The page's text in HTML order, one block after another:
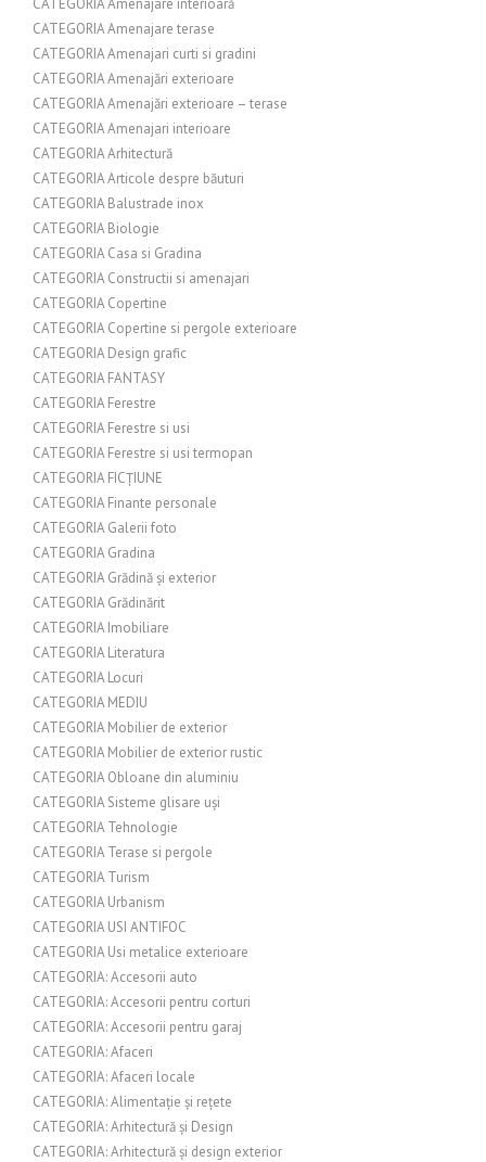
CATEGORIA Amenajare interioară
CATEGORIA Amenajare terase
CATEGORIA Amenajari curti si gradini
CATEGORIA Amenajări exterioare
CATEGORIA Amenajări exterioare – terase
CATEGORIA Amenajari interioare
CATEGORIA Arhitectură
CATEGORIA Articole despre băuturi
CATEGORIA Balustrade inox
CATEGORIA Biologie
CATEGORIA Casa si Gradina
CATEGORIA Constructii si amenajari
CATEGORIA Copertine
CATEGORIA Copertine si pergole exterioare
CATEGORIA Design grafic
CATEGORIA FANTASY
CATEGORIA Ferestre
CATEGORIA Ferestre si usi
CATEGORIA Ferestre si usi termopan
CATEGORIA FICȚIUNE
CATEGORIA Finante personale
CATEGORIA Galerii foto
CATEGORIA Gradina
CATEGORIA Grădină și exterior
CATEGORIA Grădinărit
CATEGORIA Imobiliare
CATEGORIA Literatura
CATEGORIA Locuri
CATEGORIA MEDIU
CATEGORIA Mobilier de exterior
CATEGORIA Mobilier de exterior rustic
CATEGORIA Obloane din aluminiu
CATEGORIA Sisteme glisare uși
CATEGORIA Tehnologie
CATEGORIA Terase si pergole
CATEGORIA Turism
CATEGORIA Urbanism
CATEGORIA USI ANTIFOC
CATEGORIA Usi metalice exterioare
CATEGORIA: Accesorii auto
CATEGORIA: Accesorii pentru corturi
CATEGORIA: Accesorii pentru garaj
CATEGORIA: Afaceri
CATEGORIA: Afaceri locale
CATEGORIA: Alimentație și rețete
CATEGORIA: Arhitectură și Design
CATEGORIA: Arhitectură și design exterior